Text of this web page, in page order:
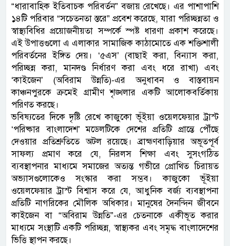
“ধারাবাহিক ইতিবাচক পরিবর্তন” বজায় রেখেছে। এর পাশাপাশি
১৪টি পরিবার “সচেতনতা স্তরে” প্রবেশ করেছে, যারা পরিচ্ছন্নতা ও
স্বাস্থ্যবিধির প্রয়োজনীয়তা সম্পর্কে স্পষ্ট ধারণা প্রকাশ করেছে।
এই উপাত্তগুলো এ এলাকার সামাজিক কাঠামোতে এক শক্তিশালী
পরিবর্তনের ইঙ্গিত দেয়। ‘৫এস’ (বাছাই করা, বিন্যাস করা,
পরিচ্ছন্ন করা, মানদণ্ড নির্ধারণ করা এবং ধরে রাখা) এবং
‘কাইজেন’ (অবিরাম উন্নতি)-এর অনুধাবন ও বাস্তবায়ন
কাঞ্চনপুরকে ক্রমেই গ্রামীণ শৃঙ্খলার একটি আলোকবর্তিকায়
পরিণত করছে।
ভবিষ্যতের দিকে দৃষ্টি রেখে কাজুকো ভূঁইয়া ওয়েলফেয়ার ট্রাস্ট
‘পরিষ্কার বাংলাদেশ’ মডেলটিকে দেশের প্রতিটি প্রান্তে পৌঁছে
দেওয়ার প্রতিশ্রুতিতে অটল রয়েছে। ব্রাহ্মণবাড়িয়ার অভূতপূর্ব
সাফল্য প্রমাণ করে যে, নিরলস শিক্ষা এবং সুসংগঠিত
ব্যবস্থাপনার মাধ্যমে সমাজের অত্যন্ত গভীরে প্রোথিত চিরায়ত
অভ্যাসগুলোকেও সংস্কার করা সম্ভব। কাজুকো ভূঁইয়া
ওয়েলফেয়ার ট্রাস্ট বিশ্বাস করে যে, আধুনিক বর্জ্য ব্যবস্থাপনা
প্রতিটি নাগরিকের মৌলিক অধিকার। মানুষের দৈনন্দিন জীবনে
কাইজেন বা “অবিরাম উন্নতি”-এর চেতনাকে একীভূত করার
মাধ্যমে সংস্থাটি একটি পরিচ্ছন্ন, স্বাস্থ্যকর এবং সমৃদ্ধ বাংলাদেশের
ভিত্তি স্থাপন করছে।